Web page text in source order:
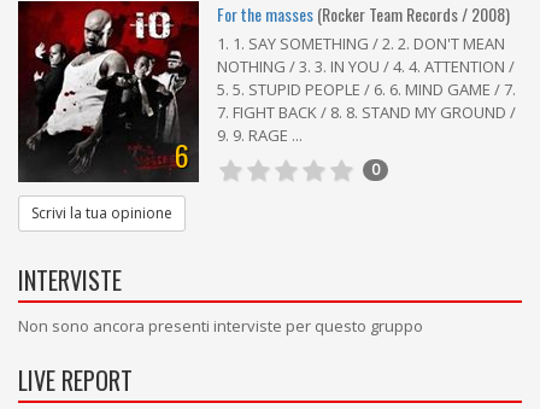
6
For the masses(Rocker Team Records / 2008)
1. 1. SAY SOMETHING / 2. 2. DON'T MEAN
NOTHING / 3. 3. IN YOU / 4. 4. ATTENTION /
5. 5. STUPID PEOPLE / 6. 6. MIND GAME / 7.
7. FIGHT BACK / 8. 8. STAND MY GROUND /
9. 9. RAGE ...
0
Scrivi la tua opinione
INTERVISTE
Non sono ancora presenti interviste per questo gruppo
LIVE REPORT